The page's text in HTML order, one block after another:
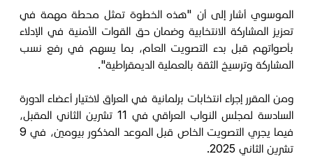
الموسوي أشار إلى أن "هذه الخطوة تمثل محطة مهمة في
تعزيز المشاركة الانتخابية وضمان حق القوات الأمنية في الإدلاء
بأصواتهم قبل بدء التصويت العام، بما يسهم في رفع نسب
المشاركة وترسيخ الثقة بالعملية الديمقراطية".
ومن المقرر إجراء انتخابات برلمانية في العراق لاختيار أعضاء الدورة
السادسة لمجلس النواب العراقي في 11 تشرين الثاني المقبل،
فيما يجري التصويت الخاص قبل الموعد المذكور بيومين، في 9
تشرين الثاني 2025.